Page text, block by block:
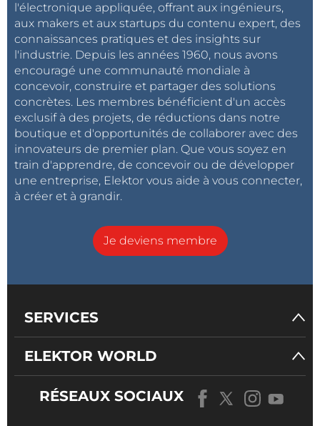
l'électronique appliquée, offrant aux ingénieurs,
aux makers et aux startups du contenu expert, des
connaissances pratiques et des insights sur
l'industrie. Depuis les années 1960, nous avons
encouragé une communauté mondiale à
concevoir, construire et partager des solutions
concrètes. Les membres bénéficient d'un accès
exclusif à des projets, de réductions dans notre
boutique et d'opportunités de collaborer avec des
innovateurs de premier plan. Que vous soyez en
train d'apprendre, de concevoir ou de développer
une entreprise, Elektor vous aide à vous connecter,
à créer et à grandir.
Je deviens membre
SERVICES
ELEKTOR WORLD
RÉSEAUX SOCIAUX